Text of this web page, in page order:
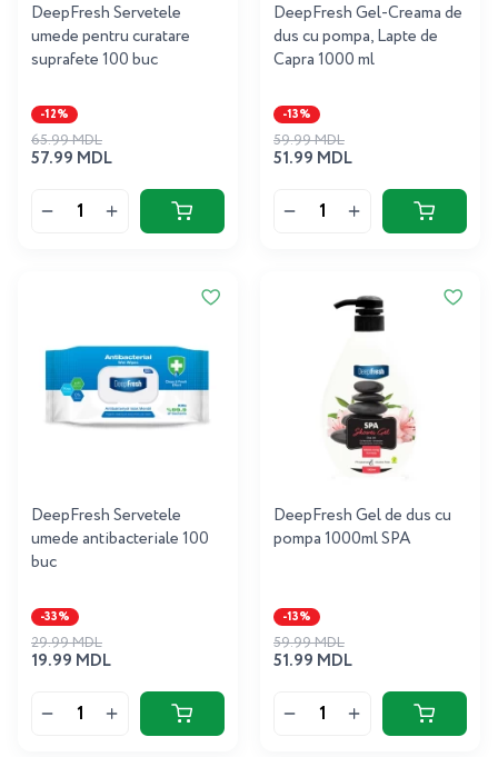
DeepFresh Servetele
umede pentru curatare
suprafete 100 buc
-12%
57.99 MDL
65.99 MDL
DeepFresh Gel-Creama de
dus cu pompa, Lapte de
Capra 1000 ml
-13%
51.99 MDL
59.99 MDL
DeepFresh Servetele
umede antibacteriale 100
buc
-33%
19.99 MDL
29.99 MDL
DeepFresh Gel de dus cu
pompa 1000ml SPA
-13%
51.99 MDL
59.99 MDL